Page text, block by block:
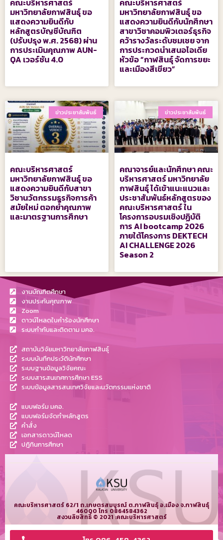
คณะบริหารศาสตร์
มหาวิทยาลัยกาฬสินธุ์ ขอ
แสดงความยินดีกับ
หลักสูตรบัญชีบัณฑิต
(ปรับปรุง พ.ศ. 2568) ผ่าน
การประเมินคุณภาพ AUN-
QA เวอร์ชัน 4.0
คณะบริหารศาสตร์
มหาวิทยาลัยกาฬสินธุ์ ขอ
แสดงความยินดีกับนักศึกษา
สาขาวิชาคอมพิวเตอร์ธุรกิจ
คว้ารางวัลระดับชมเชย จาก
การประกวดนำเสนอไอเดีย
หัวข้อ “กาฬสินธุ์ จัดการขยะ
และเมืองสีเขียว”
ข่าวประชาสัมพันธ์
คณะบริหารศาสตร์
มหาวิทยาลัยกาฬสินธุ์ ขอ
แสดงความยินดีกับสาขา
วิชานวัตกรรมธุรกิจการค้า
สมัยใหม่ ตอกย้ำคุณภาพ
และมาตรฐานการศึกษา
ข่าวประชาสัมพันธ์
คณาจารย์และนักศึกษา คณะ
บริหารศาสตร์ มหาวิทยาลัย
กาฬสินธุ์ ได้เข้าแนะแนวและ
ประชาสัมพันธ์หลักสูตรของ
คณะบริหารศาสตร์ ใน
โครงการอบรมเชิงปฏิบัติ
การ AI bootcamp 2026
ภายใต้โครงการ DEKTECH
AI CHALLENGE 2026
Season 2
งานบัณฑิตศึกษา
งานประกันคุณภาพ
Zoom
ดาวน์โหลดใบคำร้องนักศึกษา
ระบบกำกับและติดตาม มคอ.
สถาบันวิจัยมหาวิทยาลัยกาฬสินธุ์
ระบบบันทึกประวัตินักศึกษา
ระบบฐานข้อมูลวิจัยคณะ
ระบบสารสนเทศการศึกษา ESS
ระบบข้อมูลสารสนเทศวิจัยและนวัตกรรมแห่งชาติ
แบบฟอร์ม มคอ.
แบบฟอร์มจัดทำหลักสูตร
คำสั่ง
เอกสารดาวน์โหลด
ปฎิทินการศึกษา
คณะบริหารศาสตร์ 62/1 ถ.เกษตรสมบูรณ์ ต.กาฬสินธุ์ อ.เมือง จ.กาฬสินธุ์
46000 โทร 0864584362
สงวนลิขสิทธิ์ © 2021 :คณะบริหารศาสตร์